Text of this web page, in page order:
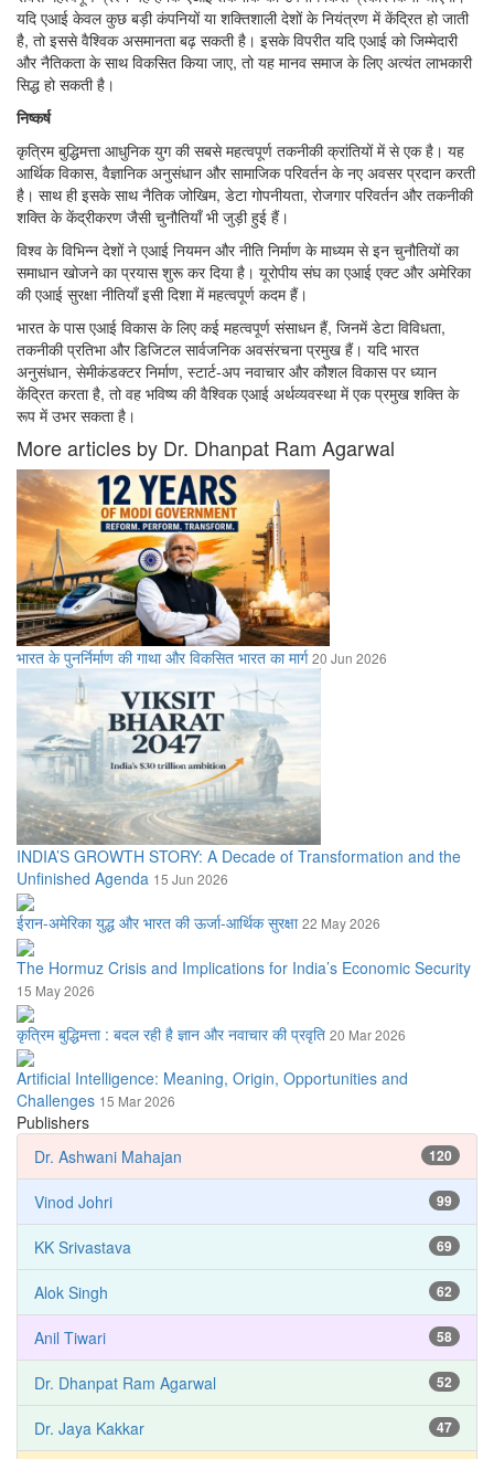
यदि एआई केवल कुछ बड़ी कंपनियों या शक्तिशाली देशों के नियंत्रण में केंद्रित हो जाती
है, तो इससे वैश्विक असमानता बढ़ सकती है। इसके विपरीत यदि एआई को जिम्मेदारी
और नैतिकता के साथ विकसित किया जाए, तो यह मानव समाज के लिए अत्यंत लाभकारी
सिद्ध हो सकती है।
निष्कर्ष
कृत्रिम बुद्धिमत्ता आधुनिक युग की सबसे महत्वपूर्ण तकनीकी क्रांतियों में से एक है। यह
आर्थिक विकास, वैज्ञानिक अनुसंधान और सामाजिक परिवर्तन के नए अवसर प्रदान करती
है। साथ ही इसके साथ नैतिक जोखिम, डेटा गोपनीयता, रोजगार परिवर्तन और तकनीकी
शक्ति के केंद्रीकरण जैसी चुनौतियाँ भी जुड़ी हुई हैं।
विश्व के विभिन्न देशों ने एआई नियमन और नीति निर्माण के माध्यम से इन चुनौतियों का
समाधान खोजने का प्रयास शुरू कर दिया है। यूरोपीय संघ का एआई एक्ट और अमेरिका
की एआई सुरक्षा नीतियाँ इसी दिशा में महत्वपूर्ण कदम हैं।
भारत के पास एआई विकास के लिए कई महत्वपूर्ण संसाधन हैं, जिनमें डेटा विविधता,
तकनीकी प्रतिभा और डिजिटल सार्वजनिक अवसंरचना प्रमुख हैं। यदि भारत
अनुसंधान, सेमीकंडक्टर निर्माण, स्टार्ट-अप नवाचार और कौशल विकास पर ध्यान
केंद्रित करता है, तो वह भविष्य की वैश्विक एआई अर्थव्यवस्था में एक प्रमुख शक्ति के
रूप में उभर सकता है।
More articles by Dr. Dhanpat Ram Agarwal
भारत के पुनर्निर्माण की गाथा और विकसित भारत का मार्ग20 Jun 2026
INDIA’S GROWTH STORY: A Decade of Transformation and the
Unfinished Agenda 15 Jun 2026
ईरान-अमेरिका युद्ध और भारत की ऊर्जा-आर्थिक सुरक्षा22 May 2026
The Hormuz Crisis and Implications for India’s Economic Security
15 May 2026
कृत्रिम बुद्धिमत्ता : बदल रही है ज्ञान और नवाचार की प्रवृति 20 Mar 2026
Artificial Intelligence: Meaning, Origin, Opportunities and
Challenges 15 Mar 2026
Publishers
Dr. Ashwani Mahajan
120
Vinod Johri 99
KK Srivastava 69
Alok Singh 62
Anil Tiwari 58
Dr. Dhanpat Ram Agarwal 52
Dr. Jaya Kakkar 47